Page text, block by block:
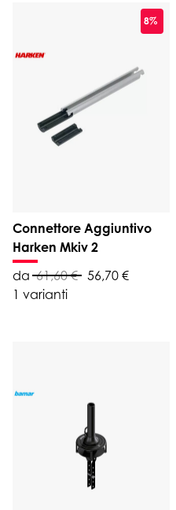
8%
Connettore Aggiuntivo
Harken Mkiv 2
da 61,60 € 56,70 €
1 varianti